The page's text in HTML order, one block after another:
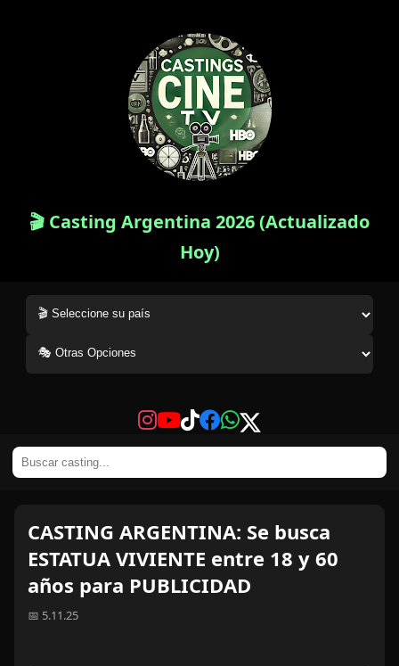
🎬 Casting Argentina 2026 (Actualizado
Hoy)
CASTING ARGENTINA: Se busca
ESTATUA VIVIENTE entre 18 y 60
años para PUBLICIDAD
📅 5.11.25